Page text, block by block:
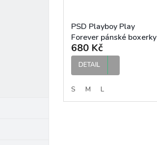
PSD Playboy Play
Forever pánské boxerky
680 Kč
DETAIL
S M L